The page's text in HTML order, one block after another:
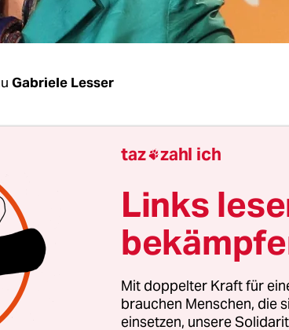
Gabriele Lesser
ist fassungslos. Die ARD-
eine regelrechte Hetzkampagne in Polen
inklusive. „Dabei habe ich eine ganz
Situation in Polen gedreht“, sagt
„
Polen vor der Zerreißprobe. Eine
Arte-Reihe „Re:“ hatten sie und ihr
Róża Thun auf einigen
Kleinpolen begleitet, in dem auch
taz zahl ich
Links
Mit doppelter Kraft für
brauchen Menschen, die
einsetzen, unsere